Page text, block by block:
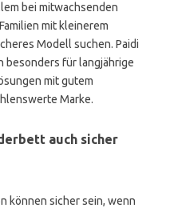
bei mitwachsenden
mit kleinerem
Modell suchen. Paidi
besonders für langjährige
mit gutem
Marke.
auch sicher
können sicher sein, wenn